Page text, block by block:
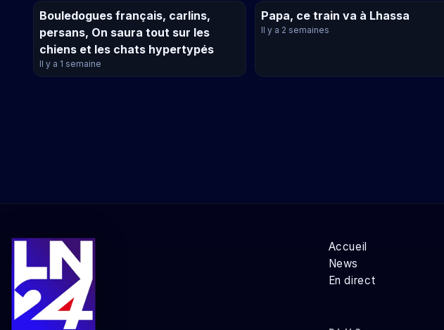
Bouledogues français, carlins,
persans, On saura tout sur les
chiens et les chats hypertypés
Il y a 1 semaine
Papa, ce train va à Lhassa
Il y a 2 semaines
Accueil
News
En direct